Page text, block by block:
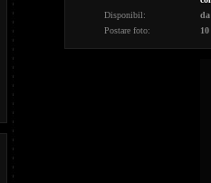
Disponibil:
da
Postare foto: